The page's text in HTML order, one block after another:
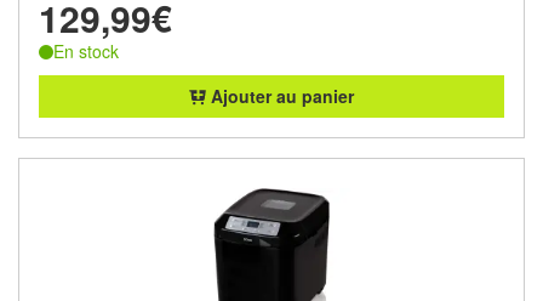
129,99€
En stock
Ajouter au panier